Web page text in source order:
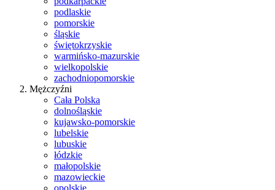
podlaskie
pomorskie
śląskie
świętokrzyskie
warmińsko-mazurskie
wielkopolskie
zachodniopomorskie
Mężczyźni
Cała Polska
dolnośląskie
kujawsko-pomorskie
lubelskie
lubuskie
łódzkie
małopolskie
mazowieckie
opolskie